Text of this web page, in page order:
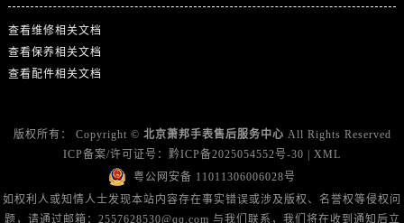
查看维修相关文档
查看保养相关文档
查看配件相关文档
版权所有： Copyright © 北京萧邦手表售后服务中心 All Rights Reserved
ICP备案/许可证号： 黔ICP备2025054552号-30
XML
粤公网安备 11011306006028号
如权利人或知情人士发现本站内容存在事实错误或涉及版权、名誉权等侵权问
题，请通过邮箱：2557628530@qq.com 与我们联系，我们将在收到通知后立